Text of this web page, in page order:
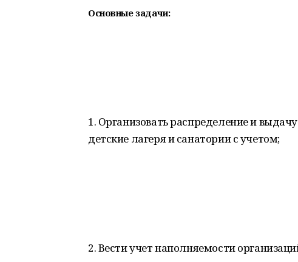
Основные задачи:
1. Организовать распределение и
детские лагеря и санатории с учетом;
2. Вести учет наполняемости